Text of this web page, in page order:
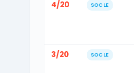
4/20 SOCLE
3/20 SOCLE